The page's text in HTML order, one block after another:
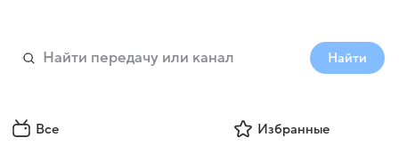
Найти
Все Избранные